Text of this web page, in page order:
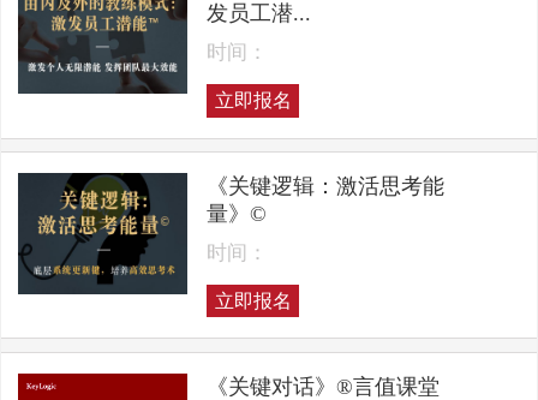
发员工潜...
时间：
立即报名
《关键逻辑：激活思考能
量》©
时间：
立即报名
《关键对话》®言值课堂